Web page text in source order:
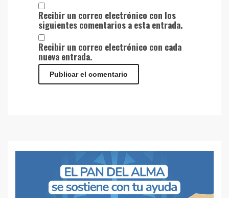
Recibir un correo electrónico con los
siguientes comentarios a esta entrada.
Recibir un correo electrónico con cada
nueva entrada.